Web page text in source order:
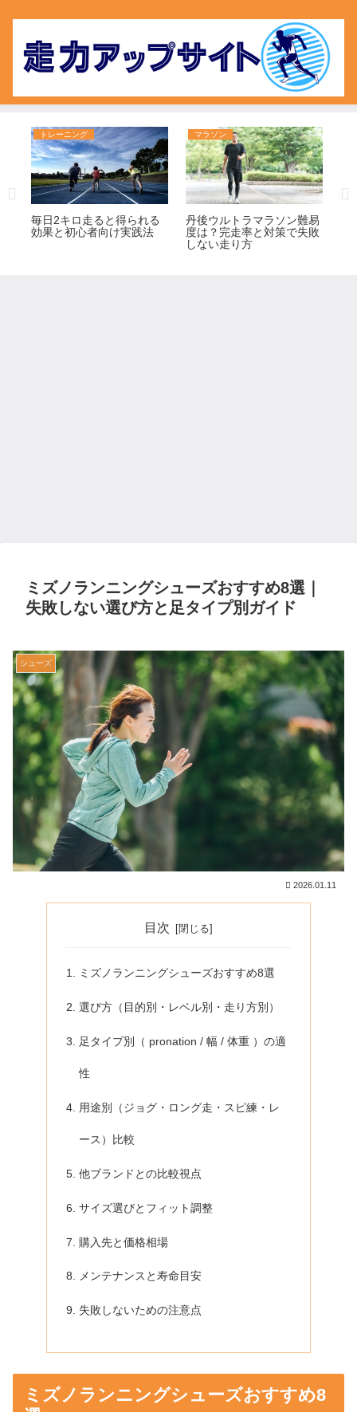
トレーニング
毎日2キロ走ると得られる
効果と初心者向け実践法
マラソン
丹後ウルトラマラソン難易
度は？完走率と対策で失敗
しない走り方
ミズノランニングシューズおすすめ8選｜
失敗しない選び方と足タイプ別ガイド
シューズ
2026.01.11
目次
ミズノランニングシューズおすすめ8選
選び方（目的別・レベル別・走り方別）
足タイプ別（ pronation / 幅 / 体重 ）の適
性
用途別（ジョグ・ロング走・スピ練・レ
ース）比較
他ブランドとの比較視点
サイズ選びとフィット調整
購入先と価格相場
メンテナンスと寿命目安
失敗しないための注意点
ミズノランニングシューズおすすめ8